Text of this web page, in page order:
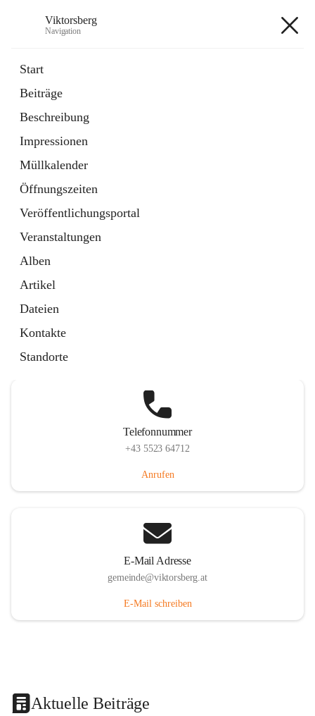
Viktorsberg
Navigation
Start
Beiträge
Beschreibung
Impressionen
Müllkalender
Öffnungszeiten
Veröffentlichungsportal
Veranstaltungen
Alben
Artikel
Dateien
Kontakte
Standorte
1 Schnellzugriff
Bürgerservice
10 Schnellzugriffe
Telefonnummer
+43 5523 64712
Anrufen
E-Mail Adresse
gemeinde@viktorsberg.at
E-Mail schreiben
Aktuelle Beiträge